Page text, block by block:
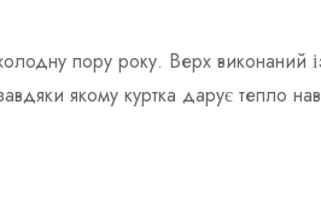
пору року. Верх виконаний
якому куртка дарує тепло